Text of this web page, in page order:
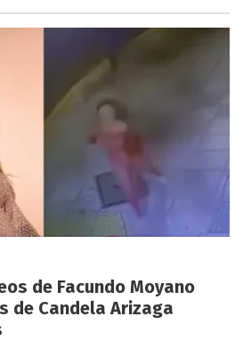
de Facundo Moyano
de Candela Arizaga